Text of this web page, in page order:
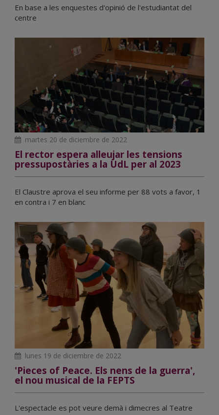
En base a les enquestes d'opinió de l'estudiantat del
centre
martes 20 de diciembre de 2022
El rector espera alleujar les tensions
pressupostàries a la UdL per al 2023
El Claustre aprova el seu informe per 88 vots a favor, 1
en contra i 7 en blanc
lunes 19 de diciembre de 2022
'Pieces of Peace. Els nens de la guerra',
el nou musical de la FEPTS
L'espectacle es pot veure demà i dimecres al Teatre